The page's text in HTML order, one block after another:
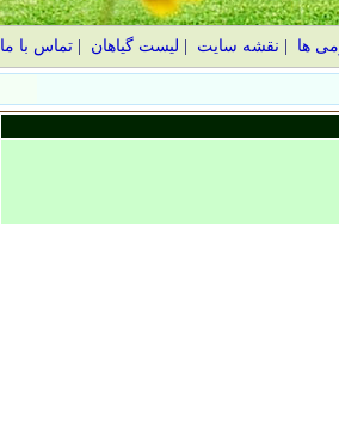
ها نقشه سایت لیست گیاهان |تماس با ما